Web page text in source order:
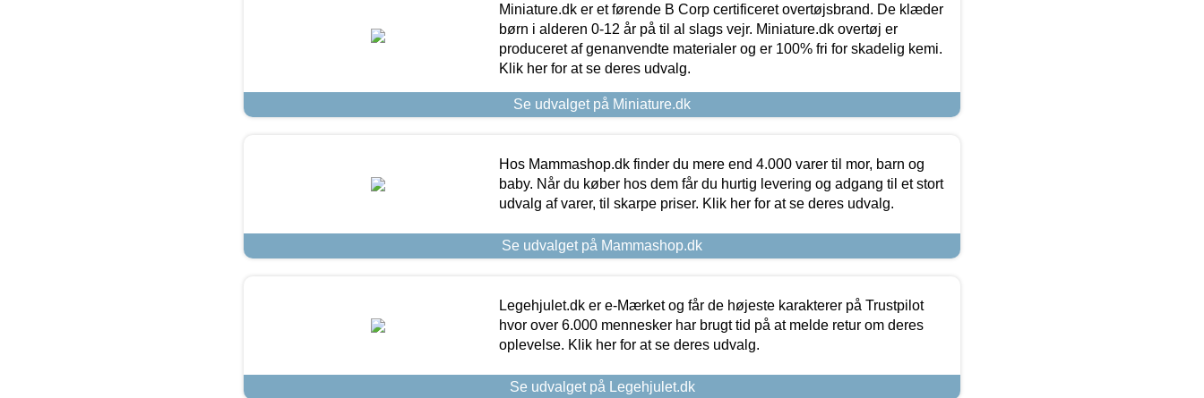
Miniature.dk er et førende B Corp certificeret overtøjsbrand. De klæder
børn i alderen 0-12 år på til al slags vejr. Miniature.dk overtøj er
produceret af genanvendte materialer og er 100% fri for skadelig kemi.
Klik her for at se deres udvalg.
Se udvalget på Miniature.dk
Hos Mammashop.dk finder du mere end 4.000 varer til mor, barn og
baby. Når du køber hos dem får du hurtig levering og adgang til et stort
udvalg af varer, til skarpe priser. Klik her for at se deres udvalg.
Se udvalget på Mammashop.dk
Legehjulet.dk er e-Mærket og får de højeste karakterer på Trustpilot
hvor over 6.000 mennesker har brugt tid på at melde retur om deres
oplevelse. Klik her for at se deres udvalg.
Se udvalget på Legehjulet.dk